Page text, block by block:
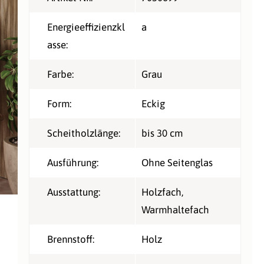
Energieeffizienzkl
asse:
a
Farbe: Grau
Form: Eckig
Scheitholzlänge: bis 30 cm
Ausführung: Ohne Seitenglas
Ausstattung: Holzfach,
Warmhaltefach
Brennstoff: Holz